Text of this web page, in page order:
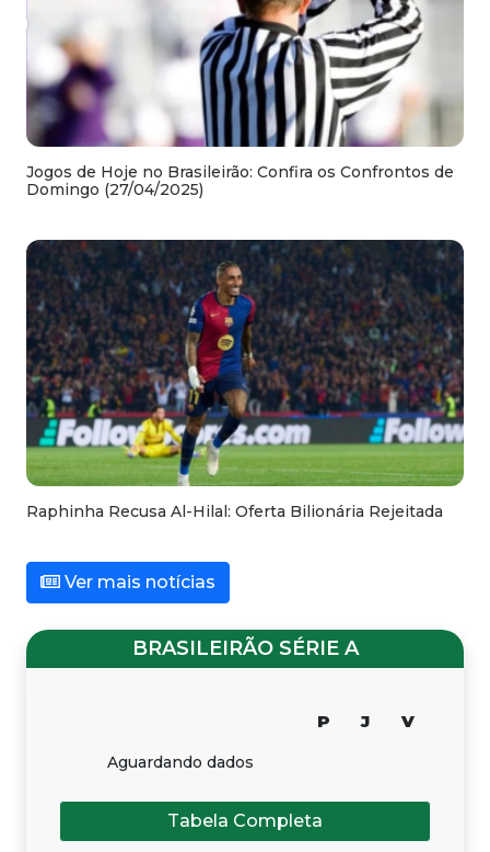
Jogos de Hoje no Brasileirão: Confira os Confrontos de
Domingo (27/04/2025)
Raphinha Recusa Al-Hilal: Oferta Bilionária Rejeitada
Ver mais notícias
BRASILEIRÃO SÉRIE A
P J V
Aguardando dados
Tabela Completa